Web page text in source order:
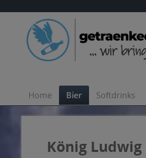
Home Bier Softdrinks
König